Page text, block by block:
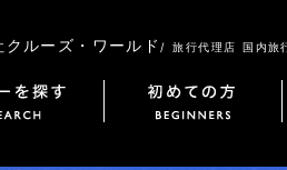
クルーズ・ワールド / 旅行代理店 国内旅